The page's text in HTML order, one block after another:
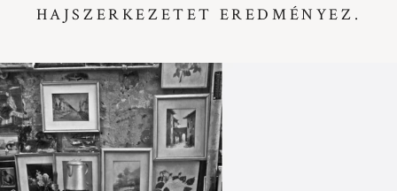
HAJSZERKEZETET EREDMÉNYEZ.